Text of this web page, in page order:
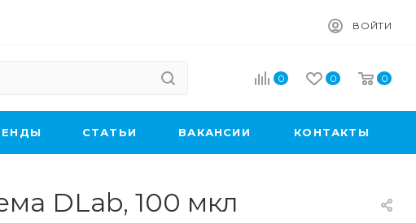
ВОЙТИ
0 0 0
CТАТЬИ ВАКАНСИИ КОНТАКТЫ
DLab, 100 мкл